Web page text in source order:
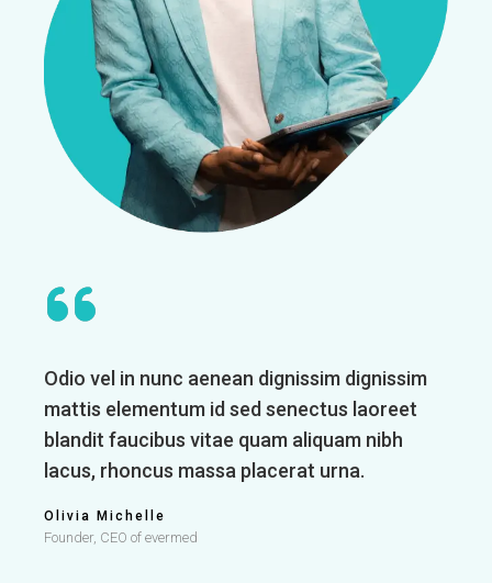
Odio vel in nunc aenean dignissim dignissim
mattis elementum id sed senectus laoreet
blandit faucibus vitae quam aliquam nibh
lacus, rhoncus massa placerat urna.
Olivia Michelle
Founder, CEO of evermed